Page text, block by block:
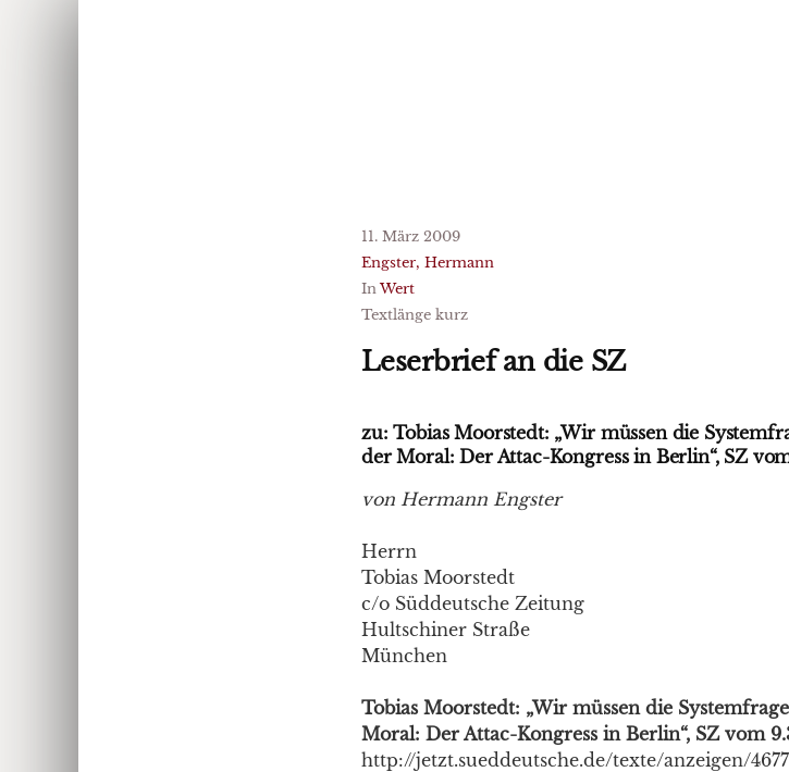
11. März 2009
Engster, Hermann
InWert
Textlänge kurz
Leserbrief an die SZ
zu: Tobias Moorstedt: „Wir müssen die
der Moral: Der Attac-Kongress in Berlin“, SZ
von Hermann Engster
Herrn
Tobias Moorstedt
c/o Süddeutsche Zeitung
Hultschiner Straße
München
Tobias Moorstedt: „Wir müssen die
Moral: Der Attac-Kongress in Berlin“, SZ vom
http://jetzt.sueddeutsche.de/texte/anzeigen/